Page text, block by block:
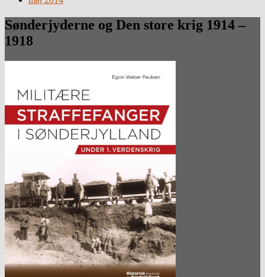
Sønderjyderne og Den store krig 1914 –
1918